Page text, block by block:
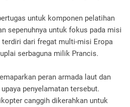
untuk komponen pelatihan
sepenuhnya untuk fokus pada misi
terdiri dari fregat multi-misi Eropa
serbaguna milik Prancis.
peran armada laut dan
penyelamatan tersebut.
canggih dikerahkan untuk